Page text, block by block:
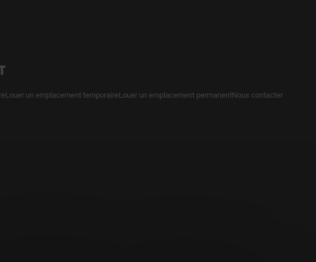
Louer un emplacement temporaireLouer un emplacement permanentNous contacter